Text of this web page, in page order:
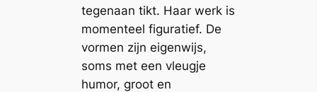
tegenaan tikt. Haar werk is
momenteel figuratief. De
vormen zijn eigenwijs,
soms met een vleugje
humor, groot en